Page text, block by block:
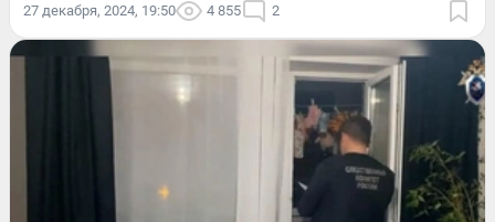
27 декабря, 2024, 19:50 4 855 2